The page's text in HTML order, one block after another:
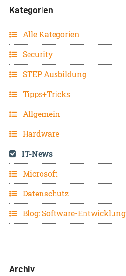
Kategorien
Alle Kategorien
Security
STEP Ausbildung
Tipps+Tricks
Allgemein
Hardware
IT-News
Microsoft
Datenschutz
Blog: Software-Entwicklung
Archiv